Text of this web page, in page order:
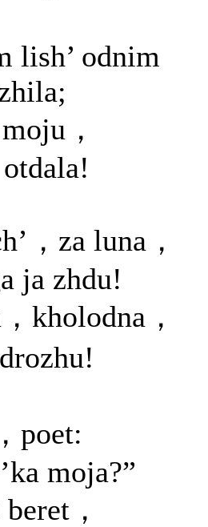
lish’ odnim
，
，za luna，
ja zhdu!
kholodna，
poet:
moja?”
，